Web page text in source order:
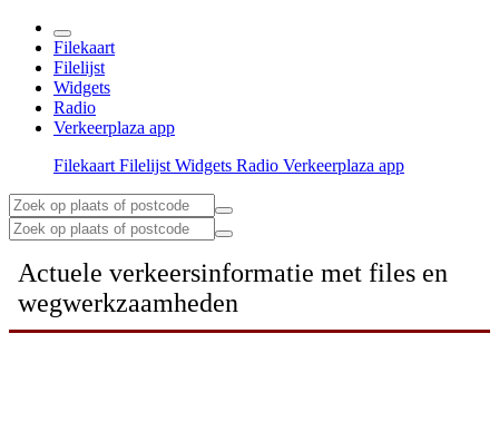
Filekaart
Filelijst
Widgets
Radio
Verkeerplaza app
Filekaart Filelijst Widgets Radio Verkeerplaza app
Actuele verkeersinformatie met files en
wegwerkzaamheden